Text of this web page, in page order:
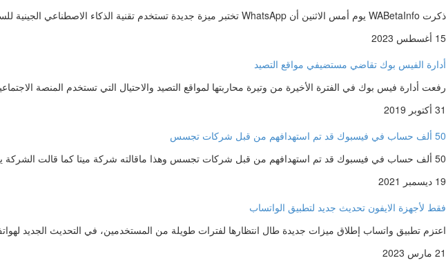
ذكرت WABetaInfo يوم أمس الاثنين أن WhatsApp تختبر ميزة جديدة تستخدم تقنية الذكاء الاصطناعي الجينية للسماح للمستخدمين بإنشاء ملصقات. أطلق…
15 أغسطس 2023
أدارة الفيس بوك تقاضي مستضيفي مواقع التصيد
رفعت أدارة فيس بوك في الفترة الأخيرة من وتيرة محاربتها لمواقع التصيد والاحتيال التي تستخدم المنصة الاجتماعية
31 أكتوبر 2019
50 ألف حساب في فيسبوك قد تم استهدافهم من قبل شركات تجسس
50 ألف حساب في فيسبوك قد تم استهدافهم من قبل شركات تجسس وهذا ماقالته شركة ميتا كما قالت الشركة يوم…
19 ديسمبر 2021
فقط لأجهزة الايفون تحديث جديد لتطبيق الواتساب
اعتزم تطبيق واتساب إطلاق ميزات جديدة طال انتظارها لفترات طويلة من المستخدمين، في التحديث الجديد
21 مارس 2023